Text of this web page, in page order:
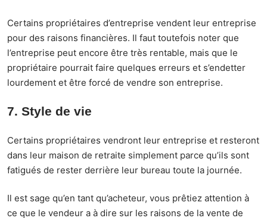
Certains propriétaires d’entreprise vendent leur entreprise
pour des raisons financières. Il faut toutefois noter que
l’entreprise peut encore être très rentable, mais que le
propriétaire pourrait faire quelques erreurs et s’endetter
lourdement et être forcé de vendre son entreprise.
7. Style de vie
Certains propriétaires vendront leur entreprise et resteront
dans leur maison de retraite simplement parce qu’ils sont
fatigués de rester derrière leur bureau toute la journée.
Il est sage qu’en tant qu’acheteur, vous prêtiez attention à
ce que le vendeur a à dire sur les raisons de la vente de